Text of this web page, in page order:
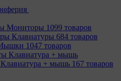
Мониторы 1099 товаров
Клавиатуры 684 товаров
1047 товаров
+ мышь 167 товаров